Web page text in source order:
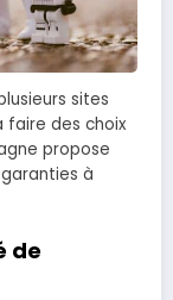
sites
faire des choix
propose
à
de